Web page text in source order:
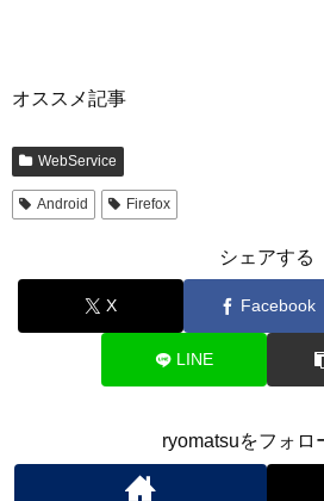
オススメ記事
WebService
Android Firefox
シェアする
X Facebook
LINE
ryomatsuをフォロ